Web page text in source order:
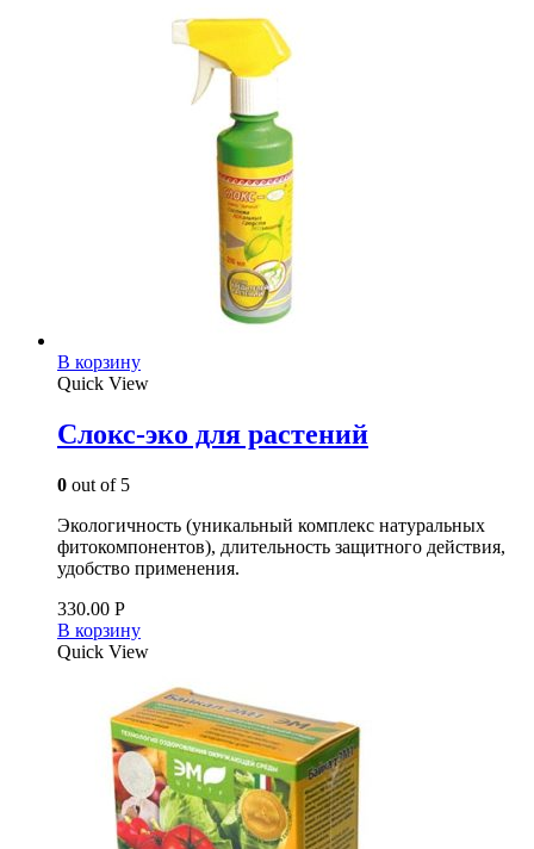
В корзину
Quick View
Слокс-эко для растений
0 out of 5
Экологичность (уникальный комплекс натуральных
фитокомпонентов), длительность защитного действия,
удобство применения.
330.00 Р
В корзину
Quick View